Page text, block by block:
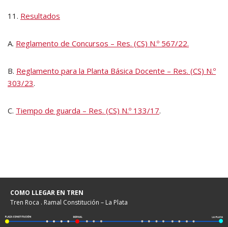
11. Resultados
A. Reglamento de Concursos – Res. (CS) N.º 567/22.
B. Reglamento para la Planta Básica Docente – Res. (CS) N.º
303/23.
C. Tiempo de guarda – Res. (CS) N.º 133/17.
COMO LLEGAR EN TREN
Tren Roca . Ramal Constitución – La Plata